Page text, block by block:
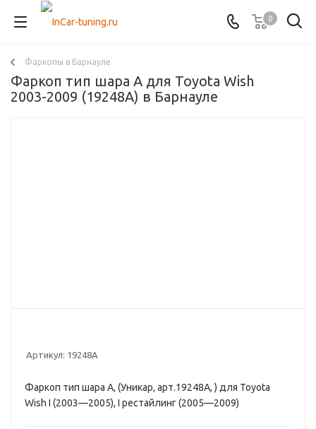
0
Фаркопы в Барнауле
Фаркоп тип шара A для Toyota Wish
2003-2009 (19248A) в Барнауле
Артикул: 19248A
Фаркоп тип шара A, (Уникар, арт.19248A, ) для Toyota
Wish I (2003—2005), I рестайлинг (2005—2009)